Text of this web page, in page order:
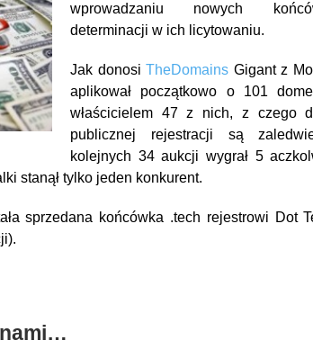
wprowadzaniu nowych
determinacji w ich licytowaniu.
Jak donosi TheDomains Gigant z
aplikował początkowo o 101
właścicielem 47 z nich, z czego
publicznej rejestracji są
kolejnych 34 aukcji wygrał 5
stanął tylko jeden konkurent.
sprzedana końcówka .tech rejestrowi Dot
nami…